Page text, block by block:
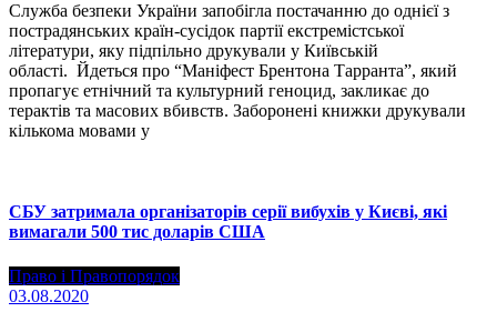
Служба безпеки України запобігла постачанню до однієї з
пострадянських країн-сусідок партії екстремістської
літератури, яку підпільно друкували у Київській
області. Йдеться про “Маніфест Брентона Тарранта”, який
пропагує етнічний та культурний геноцид, закликає до
терактів та масових вбивств. Заборонені книжки друкували
кількома мовами у
СБУ затримала організаторів серії вибухів у Києві, які
вимагали 500 тис доларів США
Право і Правопорядок
03.08.2020